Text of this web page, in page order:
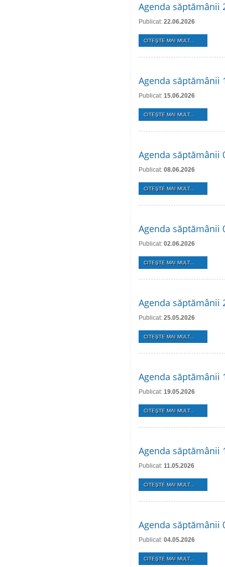
Agenda săptămânii
Publicat: 22.06.2026
CITEŞTE MAI MULT...
Agenda săptămânii
Publicat: 15.06.2026
CITEŞTE MAI MULT...
Agenda săptămânii
Publicat: 08.06.2026
CITEŞTE MAI MULT...
Agenda săptămânii
Publicat: 02.06.2026
CITEŞTE MAI MULT...
Agenda săptămânii
Publicat: 25.05.2026
CITEŞTE MAI MULT...
Agenda săptămânii
Publicat: 19.05.2026
CITEŞTE MAI MULT...
Agenda săptămânii
Publicat: 11.05.2026
CITEŞTE MAI MULT...
Agenda săptămânii
Publicat: 04.05.2026
CITEŞTE MAI MULT...